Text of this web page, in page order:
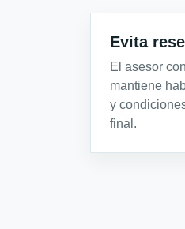
Evita
El asesor
mantiene
y
final.